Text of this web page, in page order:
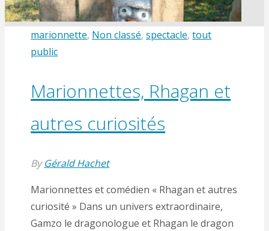
moumoutes »"
marionnette, Non classé,spectacle,tout
public
Marionnettes, Rhagan et
autres curiosités
By Gérald Hachet
Marionnettes et comédien « Rhagan et autres
curiosité » Dans un univers extraordinaire,
Gamzo le dragonologue et Rhagan le dragon